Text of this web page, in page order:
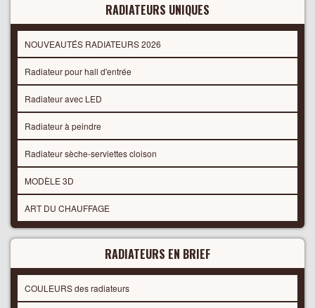
RADIATEURS UNIQUES
NOUVEAUTÉS RADIATEURS 2026
Radiateur pour hall d'entrée
Radiateur avec LED
Radiateur à peindre
Radiateur sèche-serviettes cloison
MODÈLE 3D
ART DU CHAUFFAGE
RADIATEURS EN BRIEF
COULEURS des radiateurs